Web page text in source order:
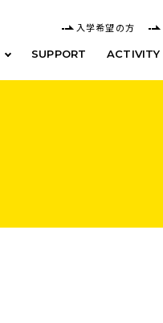
入学希望の方
SUPPORT ACTIVITY